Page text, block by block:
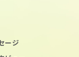
ージ